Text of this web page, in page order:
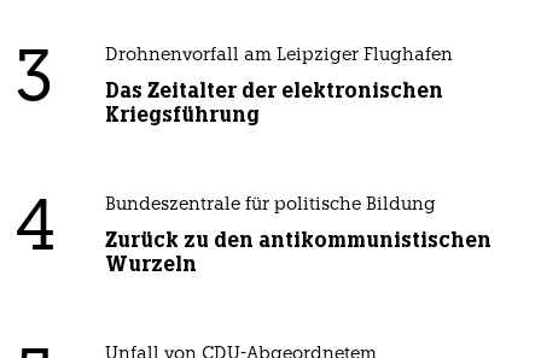
3 Drohnenvorfall am Leipziger Flughafen
Das Zeitalter der elektronischen
Kriegsführung
4 Bundeszentrale für politische Bildung
Zurück zu den antikommunistischen
Wurzeln